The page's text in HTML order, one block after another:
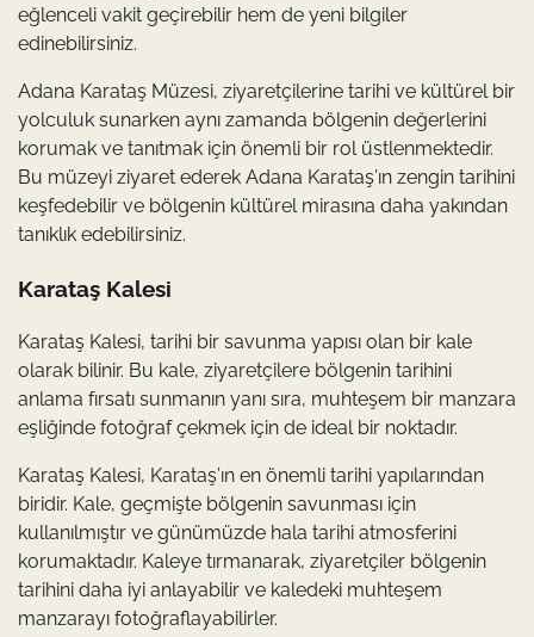
eğlenceli vakit geçirebilir hem de yeni bilgiler
edinebilirsiniz.
Adana Karataş Müzesi, ziyaretçilerine tarihi ve kültürel bir
yolculuk sunarken aynı zamanda bölgenin değerlerini
korumak ve tanıtmak için önemli bir rol üstlenmektedir.
Bu müzeyi ziyaret ederek Adana Karataş’ın zengin tarihini
keşfedebilir ve bölgenin kültürel mirasına daha yakından
tanıklık edebilirsiniz.
Karataş Kalesi
Karataş Kalesi, tarihi bir savunma yapısı olan bir kale
olarak bilinir. Bu kale, ziyaretçilere bölgenin tarihini
anlama fırsatı sunmanın yanı sıra, muhteşem bir manzara
eşliğinde fotoğraf çekmek için de ideal bir noktadır.
Karataş Kalesi, Karataş’ın en önemli tarihi yapılarından
biridir. Kale, geçmişte bölgenin savunması için
kullanılmıştır ve günümüzde hala tarihi atmosferini
korumaktadır. Kaleye tırmanarak, ziyaretçiler bölgenin
tarihini daha iyi anlayabilir ve kaledeki muhteşem
manzarayı fotoğraflayabilirler.